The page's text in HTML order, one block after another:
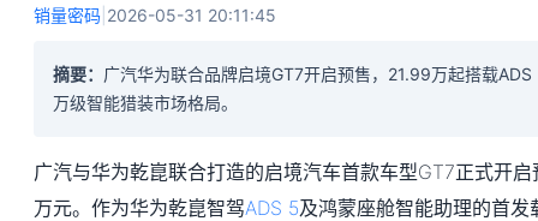
销量密码 2026-05-31 20:11:45
摘要： 广汽华为联合品牌启境GT7开启预售，21.99万起搭载
万级智能猎装市场格局。
广汽与华为乾崑联合打造的启境汽车首款车型GT7正式开
万元。作为华为乾崑智驾ADS 5及鸿蒙座舱智能助理的首